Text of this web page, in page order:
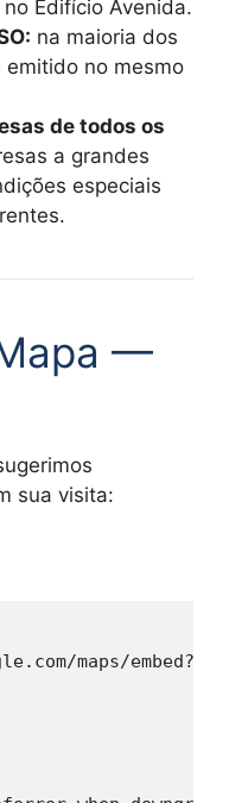
Edifício Avenida.
na maioria dos
no mesmo
de todos os
a grandes
especiais
—
sua visita:
maps/